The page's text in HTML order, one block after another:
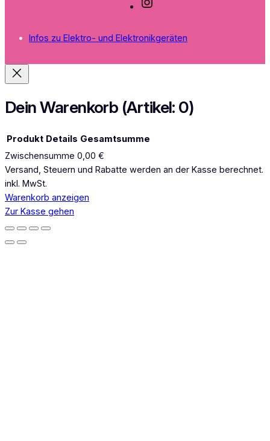
t
m
Infos zu Elektro- und Elektronikgeräten
Dein Warenkorb (Artikel: 0)
Produkte
im
Warenkorb
Produkt Details Gesamtsumme
Zwischensumme 0,00 €
Versand, Steuern und Rabatte werden an der Kasse berechnet.
inkl. MwSt.
Warenkorb anzeigen
Zur Kasse gehen